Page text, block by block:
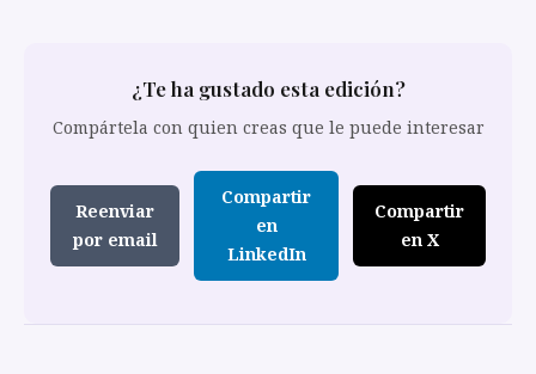
¿Te ha gustado esta edición?
Compártela con quien creas que le puede interesar
Reenviar
por email
Compartir
en
LinkedIn
Compartir
en X